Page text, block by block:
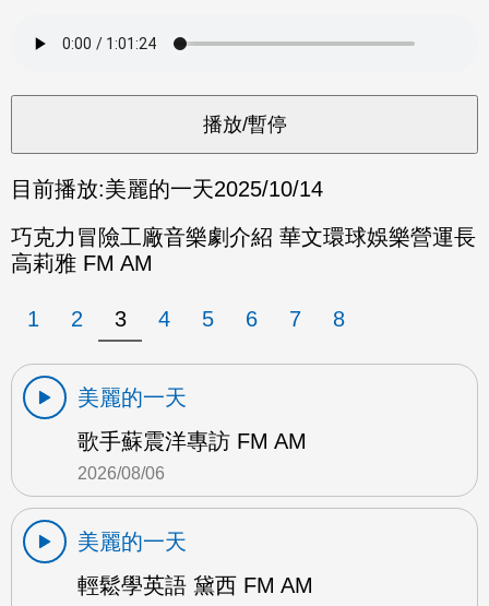
目前播放:美麗的一天2025/10/14
巧克力冒險工廠音樂劇介紹 華文環球娛樂營運長
高莉雅 FM AM
1 2 3 4 5 6 7 8
美麗的一天
歌手蘇震洋專訪 FM AM
2026/08/06
美麗的一天
輕鬆學英語 黛西 FM AM